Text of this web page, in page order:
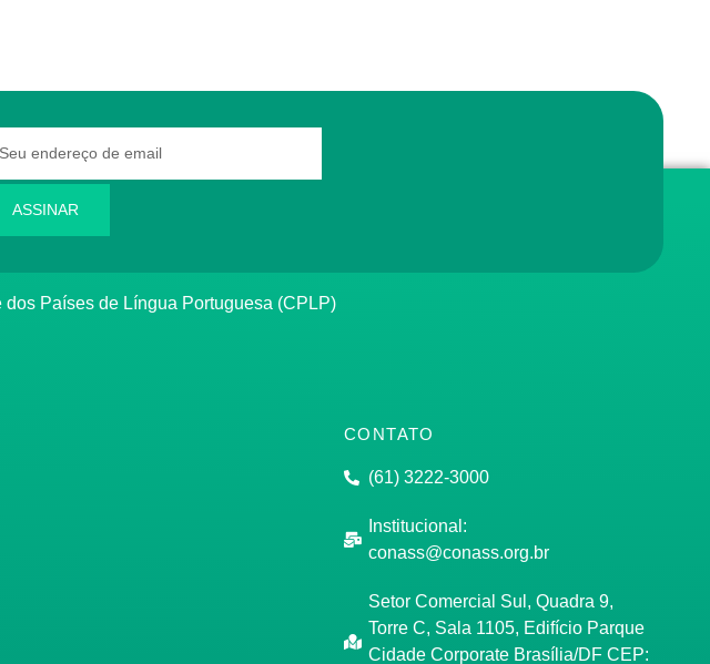
ASSINAR
Países de Língua Portuguesa (CPLP)
CONTATO
(61) 3222-3000
Institucional:
conass@conass.org.br
Setor Comercial Sul, Quadra 9,
Torre C, Sala 1105, Edifício Parque
Cidade Corporate Brasília/DF CEP: